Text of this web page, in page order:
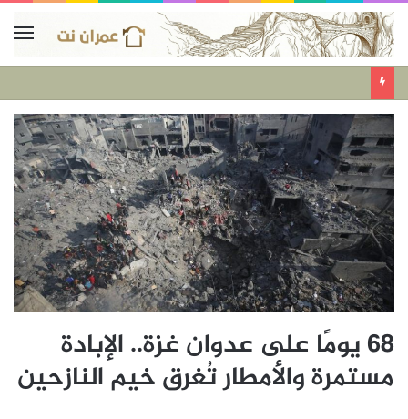
68 يومًا على عدوان غزة.. الإبادة
مستمرة والأمطار تُغرق خيم النازحين